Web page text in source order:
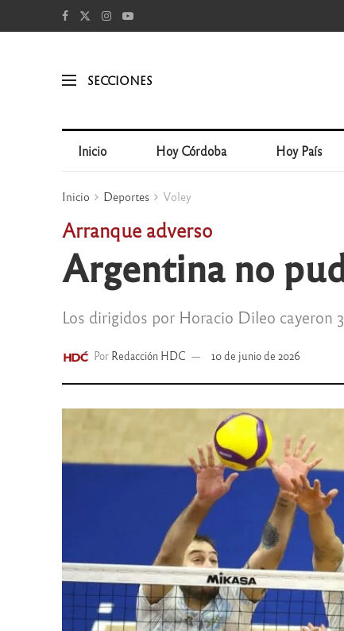
SECCIONES
Inicio Hoy Córdoba Hoy País
Inicio Deportes Voley
Arranque adverso
Argentina no
Los dirigidos por Horacio Dileo cayeron
Por Redacción HDC 10 de junio de 2026